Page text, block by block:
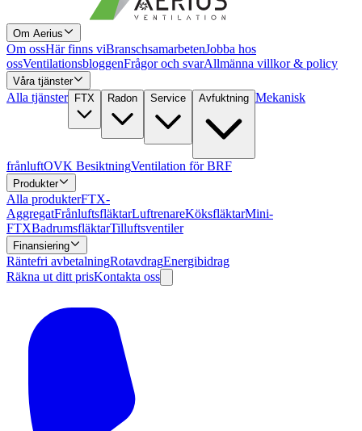
Om Aerius
Om ossHär finns viBranschsamarbetenJobba hos
ossVentilationsbloggenFrågor och svarAllmänna villkor & policy
Våra tjänster
Alla tjänster FTX Radon Service Avfuktning Mekanisk
frånluftOVK BesiktningVentilation för BRF
Produkter
Alla produkterFTX-
AggregatFrånluftsfläktarLuftrenareKöksfläktarMini-
FTXBadrumsfläktarTilluftsventiler
Finansiering
Räntefri avbetalningRotavdragEnergibidrag
Räkna ut ditt prisKontakta oss